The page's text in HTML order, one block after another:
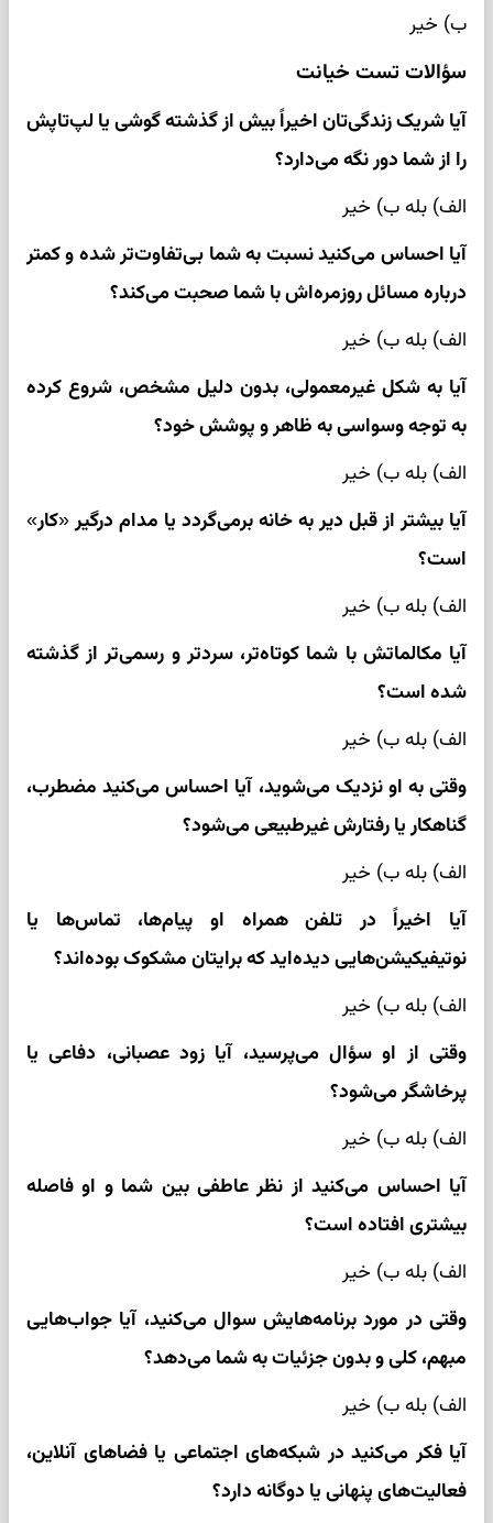
ب) خیر
سؤالات تست خیانت
آیا شریک زندگی‌تان اخیراً بیش از گذشته گوشی یا لپ‌تاپش
را از شما دور نگه می‌دارد؟
الف) بله ب) خیر
آیا احساس می‌کنید نسبت به شما بی‌تفاوت‌تر شده و کمتر
درباره مسائل روزمره‌اش با شما صحبت می‌کند؟
الف) بله ب) خیر
آیا به شکل غیرمعمولی، بدون دلیل مشخص، شروع کرده
به توجه وسواسی به ظاهر و پوشش خود؟
الف) بله ب) خیر
آیا بیشتر از قبل دیر به خانه برمی‌گردد یا مدام درگیر «کار»
است؟
الف) بله ب) خیر
آیا مکالماتش با شما کوتاه‌تر، سردتر و رسمی‌تر از گذشته
شده است؟
الف) بله ب) خیر
وقتی به او نزدیک می‌شوید، آیا احساس می‌کنید مضطرب،
گناهکار یا رفتارش غیرطبیعی می‌شود؟
الف) بله ب) خیر
آیا اخیراً در تلفن همراه او پیام‌ها، تماس‌ها یا
نوتیفیکیشن‌هایی دیده‌اید که برایتان مشکوک بوده‌اند؟
الف) بله ب) خیر
وقتی از او سؤال می‌پرسید، آیا زود عصبانی، دفاعی یا
پرخاشگر می‌شود؟
الف) بله ب) خیر
آیا احساس می‌کنید از نظر عاطفی بین شما و او فاصله
بیشتری افتاده است؟
الف) بله ب) خیر
وقتی در مورد برنامه‌هایش سوال می‌کنید، آیا جواب‌هایی
مبهم، کلی و بدون جزئیات به شما می‌دهد؟
الف) بله ب) خیر
آیا فکر می‌کنید در شبکه‌های اجتماعی یا فضاهای آنلاین،
فعالیت‌های پنهانی یا دوگانه دارد؟